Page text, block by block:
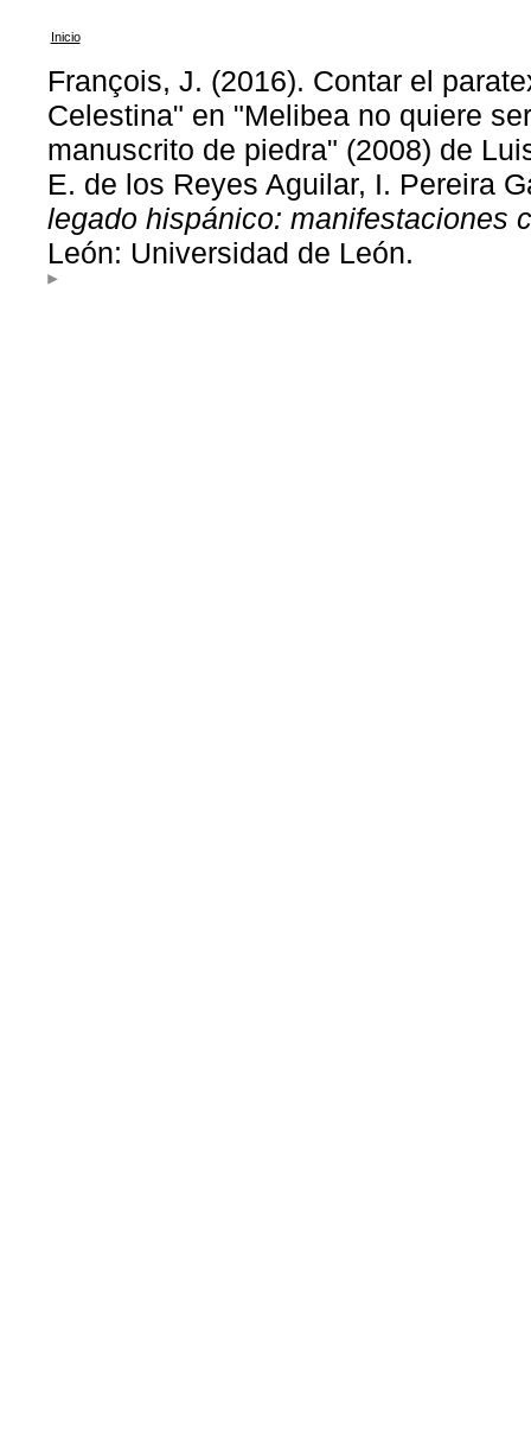
Inicio
François, J. (2016). Contar el
Celestina" en "Melibea no quiere
manuscrito de piedra" (2008) de
E. de los Reyes Aguilar, I. Pereira
legado hispánico: manifestaciones
León: Universidad de León.